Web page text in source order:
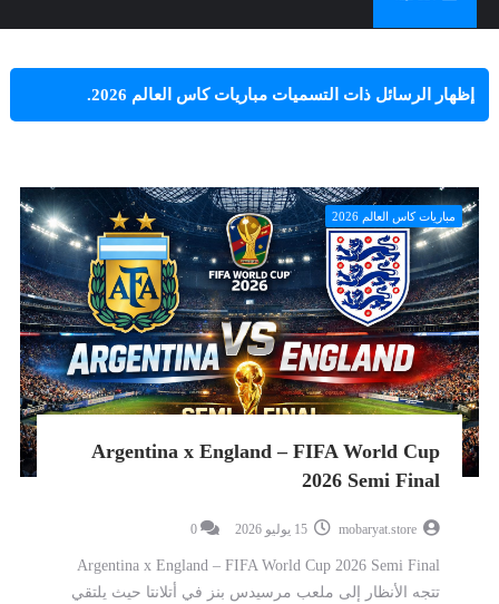
‏إظهار الرسائل ذات التسميات مباريات كاس العالم 2026 .
مباريات كاس العالم 2026
Argentina x England – FIFA World Cup
2026 Semi Final
mobaryat.store
0
Argentina x England – FIFA World Cup 2026 Semi Final
تتجه الأنظار إلى ملعب مرسيدس بنز في أتلانتا حيث يلتقي